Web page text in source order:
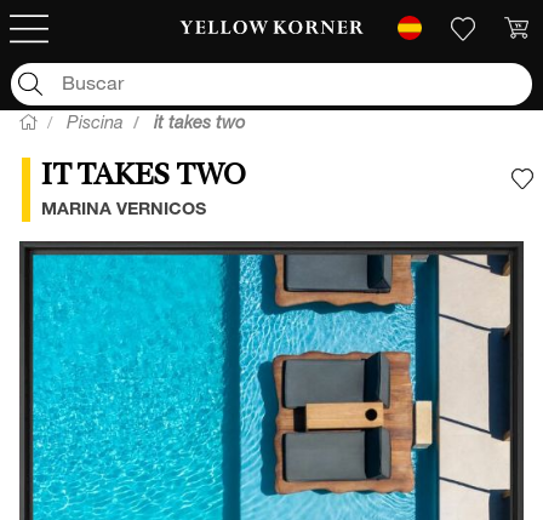
Piscina it takes two
IT TAKES TWO
MARINA VERNICOS